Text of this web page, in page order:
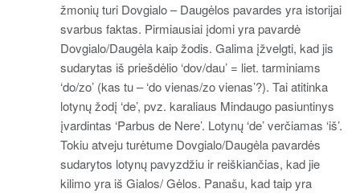
žmonių turi Dovgialo – Daugėlos pavardes yra istorijai
svarbus faktas. Pirmiausiai įdomi yra pavardė
Dovgialo/Daugėla kaip žodis. Galima įžvelgti, kad jis
sudarytas iš priešdėlio ‘dov/dau’ = liet. tarminiams
‘do/zo’ (kas tu – ‘do vienas/zo vienas’?). Tai atitinka
lotynų žodį ‘de’, pvz. karaliaus Mindaugo pasiuntinys
įvardintas ‘Parbus de Nere’. Lotynų ‘de’ verčiamas ‘iš’.
Tokiu atveju turėtume Dovgialo/Daugėla pavardės
sudarytos lotynų pavyzdžiu ir reiškiančias, kad jie
kilimo yra iš Gialos/ Gėlos. Panašu, kad taip yra